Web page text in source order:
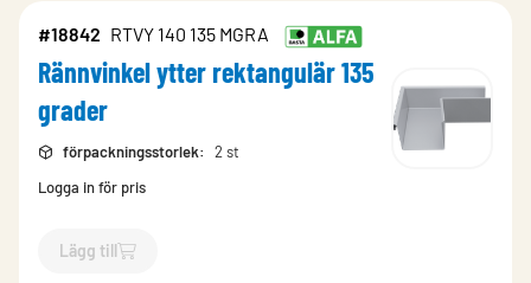
#18842 RTVY 140 135 MGRA
Rännvinkel ytter rektangulär 135
grader
förpackningsstorlek:
2 st
Logga in för pris
Lägg till
`$Lägg till